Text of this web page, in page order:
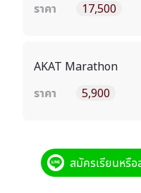
ราคา
17,500
AKAT Marathon
ราคา
5,900
สมัครเรียนหรือ